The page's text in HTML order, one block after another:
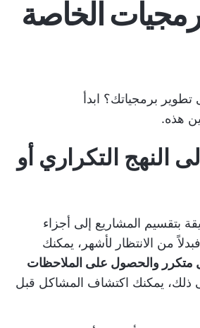
الخاصة
برمجياتك؟ ابدأ
هذه.
النهج التكراري أو
بتقسيم المشاريع إلى أجزاء
من الانتظار لأشهر، يمكنك
متكرر والحصول على الملاحظات
ذلك، يمكنك اكتشاف المشاكل قبل